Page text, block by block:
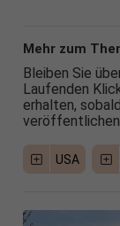
Mehr zum
Bleiben Sie
Laufenden
erhalten,
veröffentlichen
USA